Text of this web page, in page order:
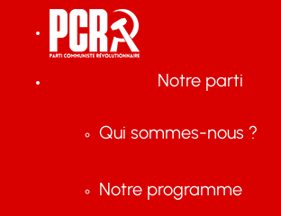
Notre parti
Qui sommes-nous ?
Notre programme